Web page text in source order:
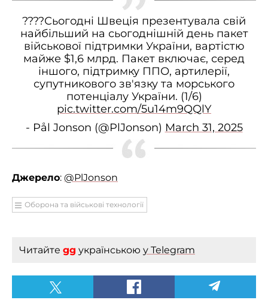
????Сьогодні Швеція презентувала свій
найбільший на сьогоднішній день пакет
військової підтримки України, вартістю
майже $1,6 млрд. Пакет включає, серед
іншого, підтримку ППО, артилерії,
супутникового зв'язку та морського
потенціалу України. (1/6)
pic.twitter.com/5u14m9QQlY
- Pål Jonson (@PlJonson) March 31, 2025
Джерело: @PlJonson
Оборона та військові технології
Читайте gg українською у Telegram